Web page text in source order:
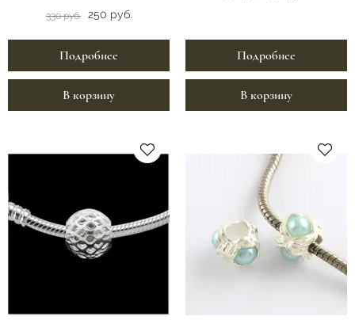
330 руб. 250 руб.
Подробнее
В корзину
Подробнее
В корзину